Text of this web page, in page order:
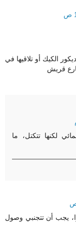
الكيك أو تلاقيها في
قريش
لكنها تتكتل، ما
يجب أن تتجنبي وصول